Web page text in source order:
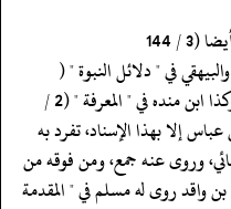
/ 144
وروى عنه جمع، ومن فوقه من
واقد روى له مسلم في " المقدمة